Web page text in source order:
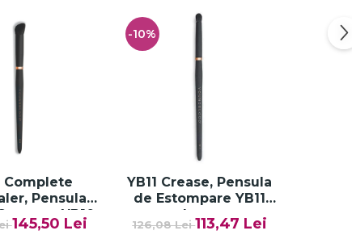
Complete
Pensula
YB10
Luxe
145,50 Lei
-10%
YB11 Crease, Pensula
de Estompare YB11
Luxe
126,08 Lei113,47 Lei